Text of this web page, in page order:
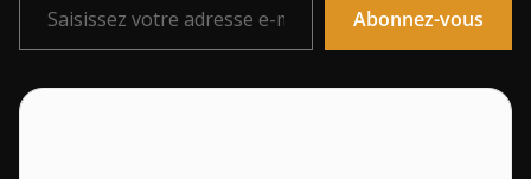
Abonnez-vous